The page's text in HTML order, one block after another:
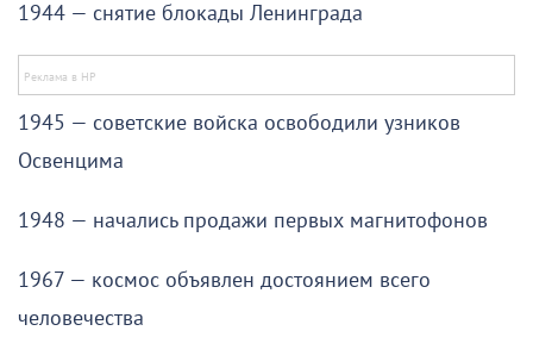
1944 — снятие блокады Ленинграда
1945 — советские войска освободили узников
Освенцима
1948 — начались продажи первых магнитофонов
1967 — космос объявлен достоянием всего
человечества